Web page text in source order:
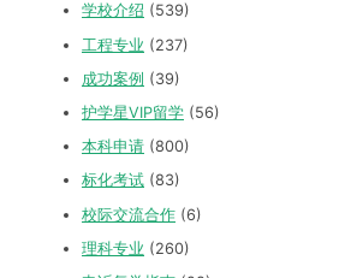
学校介绍 (539)
工程专业 (237)
成功案例 (39)
护学星VIP留学 (56)
本科申请 (800)
标化考试 (83)
校际交流合作 (6)
理科专业 (260)